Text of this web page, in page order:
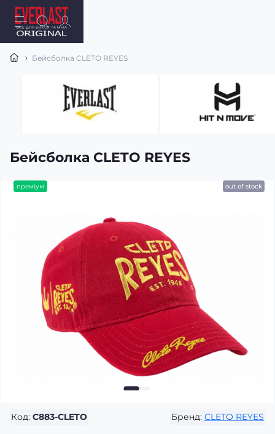
Бейсболка CLETO REYES
Бейсболка CLETO REYES
преміум out of stock
Код: C883-CLETO Бренд: CLETO REYES